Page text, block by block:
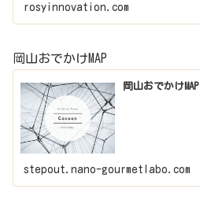
rosyinnovation.com
岡山おでかけMAP
岡山おでかけMAP
stepout.nano-gourmetlabo.com